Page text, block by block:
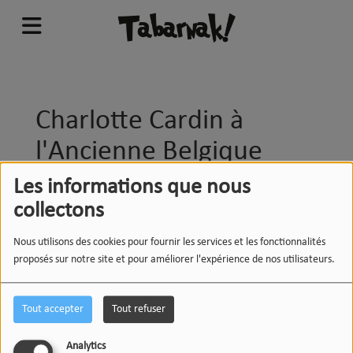
Les informations que nous
collectons
Nous utilisons des cookies pour fournir les services et les fonctionnalités
proposés sur notre site et pour améliorer l'expérience de nos utilisateurs.
Tout accepter Tout refuser
Analytics
Charlotte Cardin à
l'Ancienne Belgique
Proche du public, enchaînant les titres de son premier EP
reprise de Post Malone, la talentueuse Charlotte Cardin a